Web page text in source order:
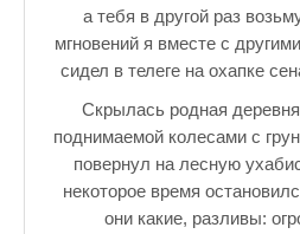
Это интересно знать
Настольный теннис в
Босоногое детство мое
Лучшие стихи про детство
РЕЦЕПТЫ
а тебя в другой раз
мгновений я вместе с
сидел в телеге на охапке
Скрылась родная
поднимаемой колесами с
повернул на лесную
некоторое время
они какие, разливы: